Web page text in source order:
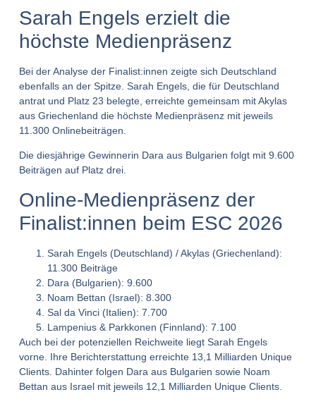
Sarah Engels erzielt die
höchste Medienpräsenz
Bei der Analyse der Finalist:innen zeigte sich Deutschland
ebenfalls an der Spitze. Sarah Engels, die für Deutschland
antrat und Platz 23 belegte, erreichte gemeinsam mit Akylas
aus Griechenland die höchste Medienpräsenz mit jeweils
11.300 Onlinebeiträgen.
Die diesjährige Gewinnerin Dara aus Bulgarien folgt mit 9.600
Beiträgen auf Platz drei.
Online-Medienpräsenz der
Finalist:innen beim ESC 2026
Sarah Engels (Deutschland) / Akylas (Griechenland):
11.300 Beiträge
Dara (Bulgarien): 9.600
Noam Bettan (Israel): 8.300
Sal da Vinci (Italien): 7.700
Lampenius & Parkkonen (Finnland): 7.100
Auch bei der potenziellen Reichweite liegt Sarah Engels
vorne. Ihre Berichterstattung erreichte 13,1 Milliarden Unique
Clients. Dahinter folgen Dara aus Bulgarien sowie Noam
Bettan aus Israel mit jeweils 12,1 Milliarden Unique Clients.